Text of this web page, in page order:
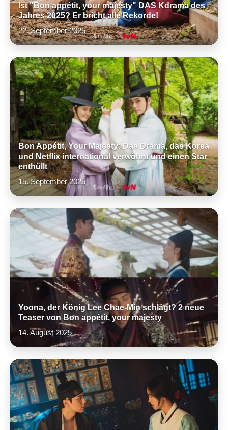
Ist "Bon appétit, your majesty" DAS Kdrama des
Jahres 2025? Er bricht alle Rekorde!
22. September 2025
Bon Appétit, Your Majesty: Das Drama, das Korea
und Netflix international verwöhnt und einen Star
enthüllt
15. September 2025
Yoona, der König Lee Chae-Min schlägt? 2 neue
Teaser von Bon appétit, your majesty
14. August 2025